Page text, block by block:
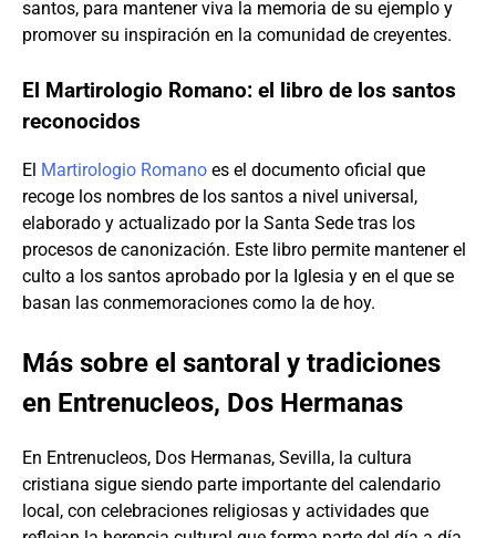
santos, para mantener viva la memoria de su ejemplo y
promover su inspiración en la comunidad de creyentes.
El Martirologio Romano: el libro de los santos
reconocidos
El Martirologio Romano es el documento oficial que
recoge los nombres de los santos a nivel universal,
elaborado y actualizado por la Santa Sede tras los
procesos de canonización. Este libro permite mantener el
culto a los santos aprobado por la Iglesia y en el que se
basan las conmemoraciones como la de hoy.
Más sobre el santoral y tradiciones
en Entrenucleos, Dos Hermanas
En Entrenucleos, Dos Hermanas, Sevilla, la cultura
cristiana sigue siendo parte importante del calendario
local, con celebraciones religiosas y actividades que